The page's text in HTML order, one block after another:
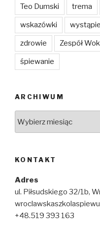
Teo Dumski trema
wskazówki
zdrowie Zespół
śpiewanie
ARCHIWUM
KONTAKT
Adres
ul. Piłsudskiego 32/1b,
+48.519 393 163